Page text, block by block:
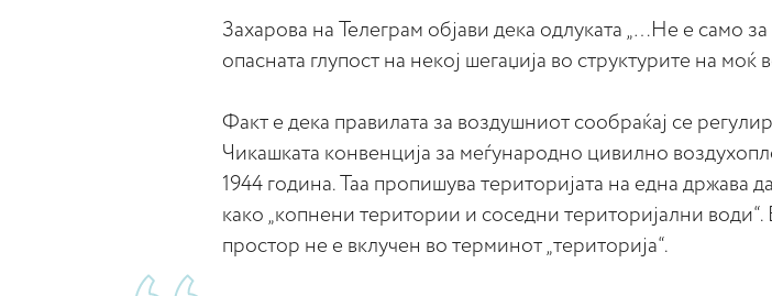
Захарова на Телеграм објави дека одлуката „…Не е само за
опасната глупост на некој шегаџија во структурите на моќ
Факт е дека правилата за воздушниот сообраќај се
Чикашката конвенција за меѓународно цивилно
1944 година. Таа пропишува територијата на една држава
како „копнени територии и соседни територијални
простор не е вклучен во терминот „територија“.